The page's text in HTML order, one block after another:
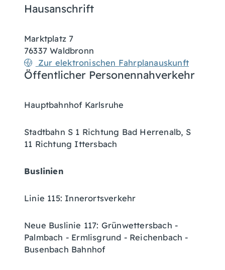
Hausanschrift
Marktplatz 7
76337 Waldbronn
Zur elektronischen Fahrplanauskunft
Öffentlicher Personennahverkehr
Hauptbahnhof Karlsruhe
Stadtbahn S 1 Richtung Bad Herrenalb, S
11 Richtung Ittersbach
Buslinien
Linie 115: Innerortsverkehr
Neue Buslinie 117: Grünwettersbach -
Palmbach - Ermlisgrund - Reichenbach -
Busenbach Bahnhof